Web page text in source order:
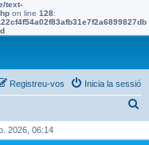
text-
on line 128:
Inicia la sessió
Registreu-vos
2026, 06:14